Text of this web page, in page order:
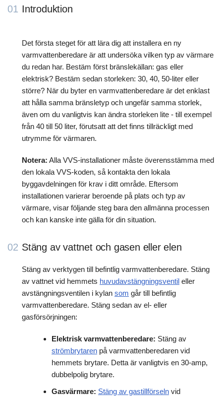
01 Introduktion
Det första steget för att lära dig att installera en ny
varmvattenberedare är att undersöka vilken typ av värmare
du redan har. Bestäm först bränslekällan: gas eller
elektrisk? Bestäm sedan storleken: 30, 40, 50-liter eller
större? När du byter en varmvattenberedare är det enklast
att hålla samma bränsletyp och ungefär samma storlek,
även om du vanligtvis kan ändra storleken lite - till exempel
från 40 till 50 liter, förutsatt att det finns tillräckligt med
utrymme för värmaren.
Notera: Alla VVS-installationer måste överensstämma med
den lokala VVS-koden, så kontakta den lokala
byggavdelningen för krav i ditt område. Eftersom
installationen varierar beroende på plats och typ av
värmare, visar följande steg bara den allmänna processen
och kan kanske inte gälla för din situation.
02 Stäng av vattnet och gasen eller elen
Stäng av verktygen till befintlig varmvattenberedare. Stäng
av vattnet vid hemmets huvudavstängningsventil eller
avstängningsventilen i kylan som går till befintlig
varmvattenberedare. Stäng sedan av el- eller
gasförsörjningen:
Elektrisk varmvattenberedare: Stäng av
strömbrytaren på varmvattenberedaren vid
hemmets brytare. Detta är vanligtvis en 30-amp,
dubbelpolig brytare.
Gasvärmare: Stäng av gastillförseln vid